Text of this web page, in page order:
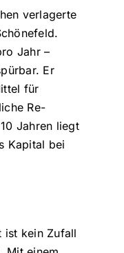
verlagerte
Jahr –
Er
für
Re-
Jahren liegt
Kapital bei
ist kein Zufall